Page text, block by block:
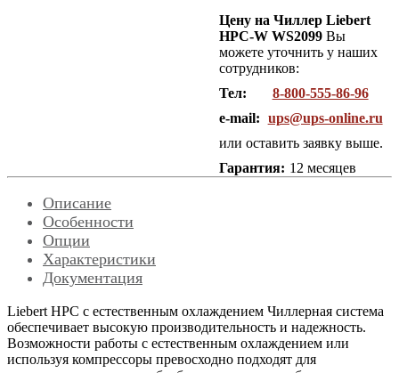
Цену на Чиллер Liebert
HPC-W WS2099 Вы
можете уточнить у наших
сотрудников:
Тел:
8-800-555-86-96
e-mail: ups@ups-online.ru
или оставить заявку выше.
Гарантия: 12 месяцев
Описание
Особенности
Опции
Характеристики
Документация
Liebert HPС с естественным охлаждением Чиллерная система
обеспечивает высокую производительность и надежность.
Возможности работы с естественным охлаждением или
используя компрессоры превосходно подходят для